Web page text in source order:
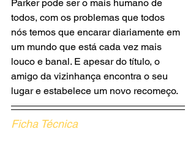
Parker pode ser o mais humano de
todos, com os problemas que todos
nós temos que encarar diariamente em
um mundo que está cada vez mais
louco e banal. E apesar do título, o
amigo da vizinhança encontra o seu
lugar e estabelece um novo recomeço.
Ficha Técnica